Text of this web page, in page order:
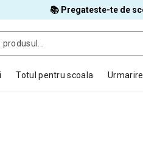
📚 Pregateste-te de
Totul pentru scoala